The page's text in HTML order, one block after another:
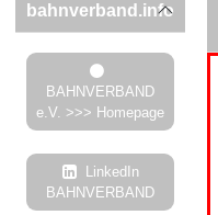
bahnverband.info
BAHNVERBAND
e.V. >>> Homepage
LinkedIn
BAHNVERBAND